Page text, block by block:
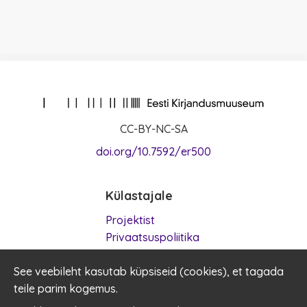
Külastajale
Projektist
Privaatsuspoliitika
Küpsised
CC-BY-NC-SA
doi.org/10.7592/er500
See veebileht kasutab küpsiseid (cookies), et tagada
teile parim kogemus.